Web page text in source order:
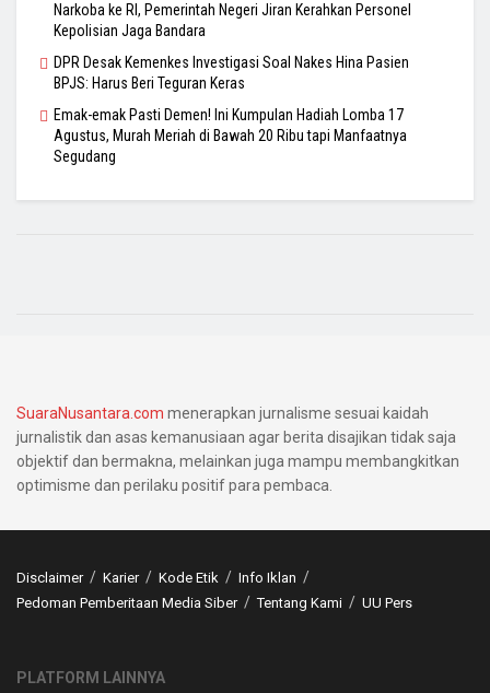
Narkoba ke RI, Pemerintah Negeri Jiran Kerahkan Personel
Kepolisian Jaga Bandara
DPR Desak Kemenkes Investigasi Soal Nakes Hina Pasien
BPJS: Harus Beri Teguran Keras
Emak-emak Pasti Demen! Ini Kumpulan Hadiah Lomba 17
Agustus, Murah Meriah di Bawah 20 Ribu tapi Manfaatnya
Segudang
SuaraNusantara.com menerapkan jurnalisme sesuai kaidah
jurnalistik dan asas kemanusiaan agar berita disajikan tidak saja
objektif dan bermakna, melainkan juga mampu membangkitkan
optimisme dan perilaku positif para pembaca.
Disclaimer Karier Kode Etik
Info Iklan
Pedoman Pemberitaan Media Siber
Tentang Kami UU Pers
PLATFORM LAINNYA